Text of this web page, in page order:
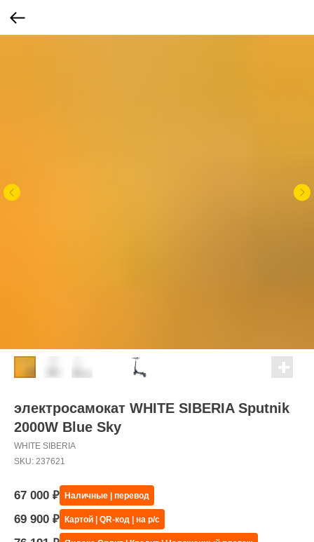
электросамокат WHITE SIBERIA Sputnik
2000W Blue Sky
WHITE SIBERIA
SKU: 237621
67 000 ₽ Наличные | перевод
69 900 ₽ Картой | QR-код | на р/с